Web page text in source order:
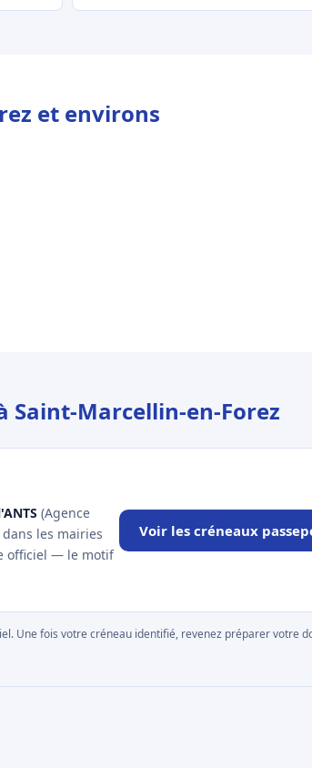
et environs
Saint-Marcellin-en-Forez
(Agence
les mairies
officiel — le motif
Voir les créneaux
Une fois votre créneau identifié, revenez préparer votre